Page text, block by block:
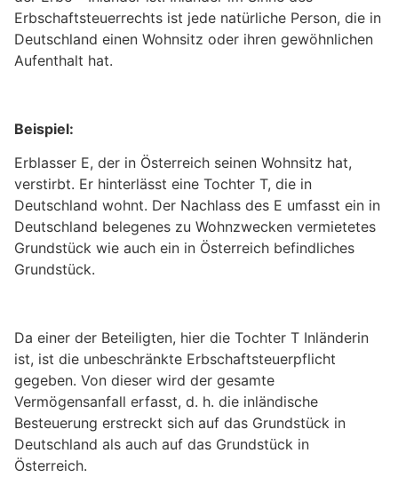
Erbschaftsteuerrechts ist jede natürliche Person, die in
Deutschland einen Wohnsitz oder ihren gewöhnlichen
Aufenthalt hat.
Beispiel:
Erblasser E, der in Österreich seinen Wohnsitz hat,
verstirbt. Er hinterlässt eine Tochter T, die in
Deutschland wohnt. Der Nachlass des E umfasst ein in
Deutschland belegenes zu Wohnzwecken vermietetes
Grundstück wie auch ein in Österreich befindliches
Grundstück.
Da einer der Beteiligten, hier die Tochter T Inländerin
ist, ist die unbeschränkte Erbschaftsteuerpflicht
gegeben. Von dieser wird der gesamte
Vermögensanfall erfasst, d. h. die inländische
Besteuerung erstreckt sich auf das Grundstück in
Deutschland als auch auf das Grundstück in
Österreich.